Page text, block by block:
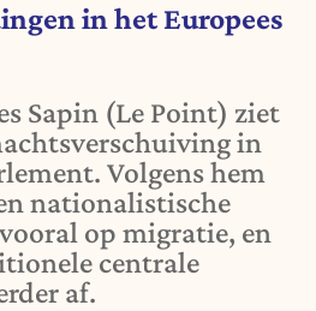
in het Europees
Sapin (Le Point) ziet
in
Volgens hem
nationalistische
op migratie, en
centrale
af.